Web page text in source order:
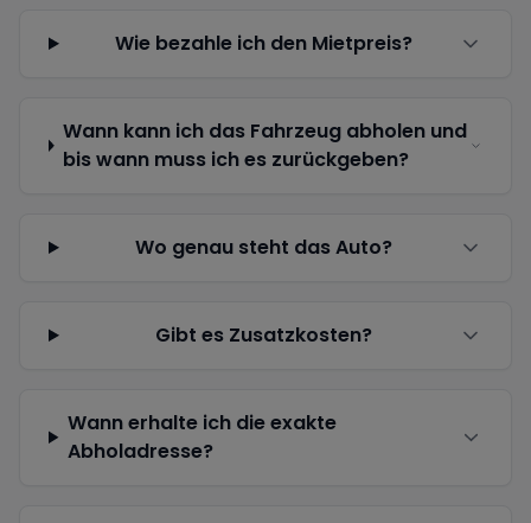
Wie bezahle ich den Mietpreis?
Wann kann ich das Fahrzeug abholen und
bis wann muss ich es zurückgeben?
Wo genau steht das Auto?
Gibt es Zusatzkosten?
Wann erhalte ich die exakte
Abholadresse?